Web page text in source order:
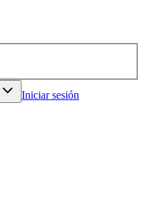
Iniciar sesión